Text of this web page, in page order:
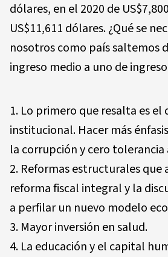
dólares, en el 2020 de
US$11,611 dólares. ¿Qué se
nosotros como país saltemos
ingreso medio a uno de
Lo primero que resalta es el
institucional. Hacer más
la corrupción y cero
Reformas estructurales que
reforma fiscal integral y la
a perfilar un nuevo modelo
Mayor inversión en salud.
La educación y el capital